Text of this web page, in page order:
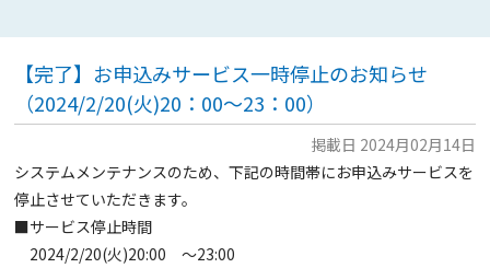
【完了】お申込みサービス一時停止のお知らせ
（2024/2/20(火)20：00～23：00）
掲載日 2024月02月14日
システムメンテナンスのため、下記の時間帯にお申込みサービスを
停止させていただきます。
■サービス停止時間
2024/2/20(火)20:00 ～23:00